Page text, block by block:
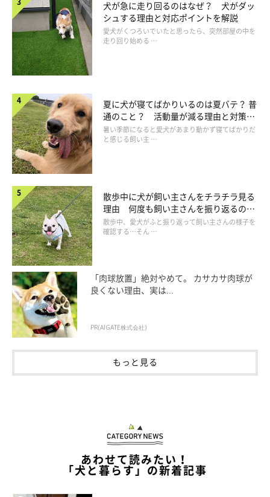
「子どもが食べていたハイチュウを、銀紙事丸呑み…手に
届くところに置いた私たちが悪かったのですが、まさか食
べるとは。慌てて、動物病院の先生へ電話をしたところ…
診察時間は終わってましたが、急遽開けてくれることに。
『吐けるように注射を打ちますね』と言われ、おそらく3
と…待つこと3分。。そのままの形で吐いて出てきまし
た！！ 『腸に到達する前で良かった』と先生に言われ、
命の危険もあったと聞き、きちんと吐いて出せた安心感と
『日頃から注意しないといけないな』と反省しました。先
生の迅速な対応で、大事には至らなかったので心優しい先
生に感謝しかないです」
「ゴム（プラスチック？）っぽいかじるおもちゃを食べて
しまっていたのですが、後で吐いてくれたので大事に至り
ませんでした。それ以来おもちゃ選びには慎重になりまし
犬が急に走り回るのはなぜ？ 犬がダッ
シュする理由と対応ポイントを解説
愛犬がくつろいでいたと思ったら、突然部屋の中を
走り回り始める …
夏に犬が寝てばかりいるのは夏バテ？ 普
通のこと？ 活動量が減る理由と対策と
は
暑い季節になると愛犬があまり動かず寝てばかりだ
と感じる飼い主 …
散歩中に犬が飼い主さんをチラチラ見る
理由 何度も飼い主さんを振り返るのは
なぜ？
散歩中、愛犬がふと振り返って飼い主さんの様子を
確認する…そん …
「肉球放置」絶対やめて。 カサカサ肉球が
良くない理由、実は...
PR(AIGATE株式会社)
もっと見る
あわせて読みたい！
「犬と暮らす」の新着記事